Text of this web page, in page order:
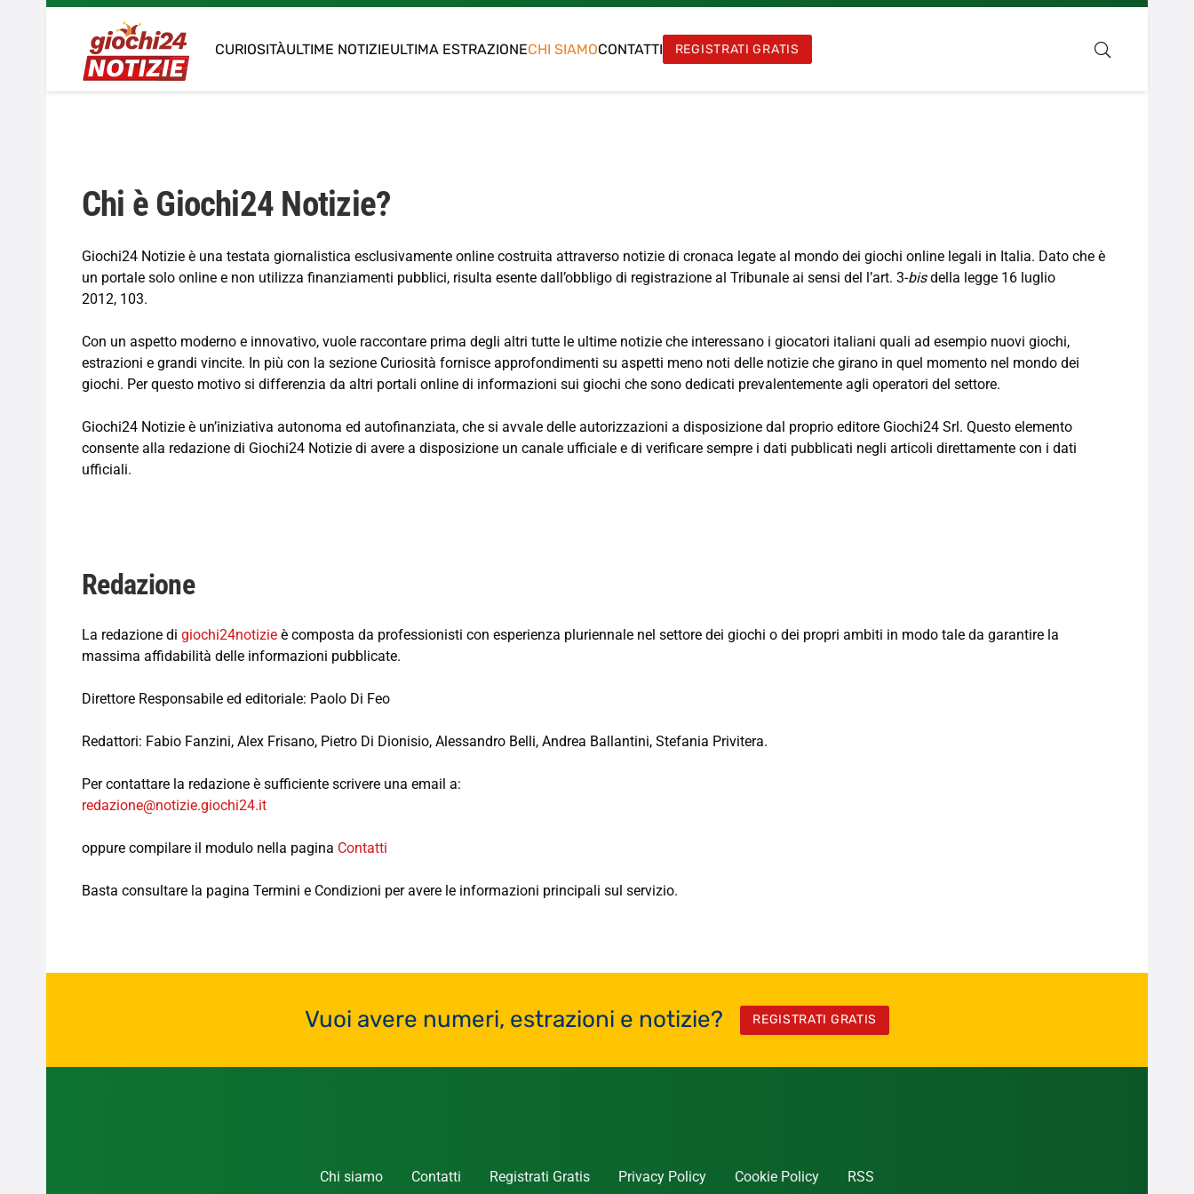
CURIOSITÀULTIME NOTIZIEULTIMA ESTRAZIONECHI SIAMOCONTATTI REGISTRATI GRATIS
Chi è Giochi24 Notizie?
Giochi24 Notizie è una testata giornalistica esclusivamente online costruita attraverso notizie di cronaca legate al mondo dei giochi online legali in Italia. Dato che è
un portale solo online e non utilizza finanziamenti pubblici, risulta esente dall’obbligo di registrazione al Tribunale ai sensi del l’art. 3-bisdella legge 16 luglio
2012, 103.
Con un aspetto moderno e innovativo, vuole raccontare prima degli altri tutte le ultime notizie che interessano i giocatori italiani quali ad esempio nuovi giochi,
estrazioni e grandi vincite. In più con la sezione Curiosità fornisce approfondimenti su aspetti meno noti delle notizie che girano in quel momento nel mondo dei
giochi. Per questo motivo si differenzia da altri portali online di informazioni sui giochi che sono dedicati prevalentemente agli operatori del settore.
Giochi24 Notizie è un’iniziativa autonoma ed autofinanziata, che si avvale delle autorizzazioni a disposizione dal proprio editore Giochi24 Srl. Questo elemento
consente alla redazione di Giochi24 Notizie di avere a disposizione un canale ufficiale e di verificare sempre i dati pubblicati negli articoli direttamente con i dati
ufficiali.
Redazione
La redazione di giochi24notizie è composta da professionisti con esperienza pluriennale nel settore dei giochi o dei propri ambiti in modo tale da garantire la
massima affidabilità delle informazioni pubblicate.
Direttore Responsabile ed editoriale: Paolo Di Feo
Redattori: Fabio Fanzini, Alex Frisano, Pietro Di Dionisio, Alessandro Belli, Andrea Ballantini, Stefania Privitera.
Per contattare la redazione è sufficiente scrivere una email a:
redazione@notizie.giochi24.it
oppure compilare il modulo nella pagina Contatti
Basta consultare la pagina Termini e Condizioni per avere le informazioni principali sul servizio.
Vuoi avere numeri, estrazioni e notizie? REGISTRATI GRATIS
Chi siamo Contatti Registrati Gratis Privacy Policy Cookie Policy RSS